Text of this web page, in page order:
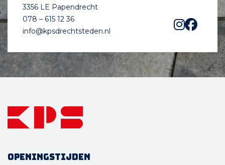
3356 LE Papendrecht
078 – 615 12 36
info@kpsdrechtsteden.nl
Openingstijden